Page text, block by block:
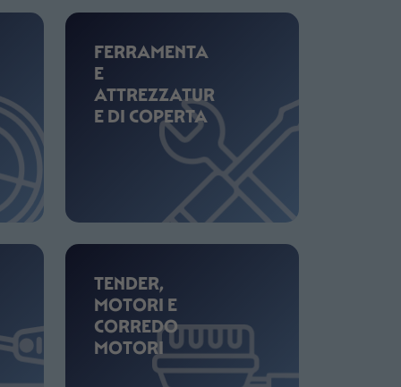
FERRAMENTA
E
ATTREZZATUR
E DI COPERTA
TENDER,
MOTORI E
CORREDO
MOTORI